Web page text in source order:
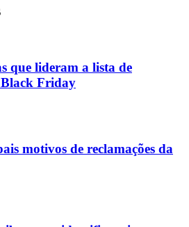
que lideram a lista de
Black Friday
motivos de reclamações da